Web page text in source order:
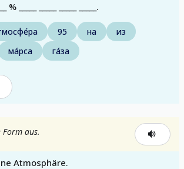
% _____ _____ _____ _____.
95 на
из
ма́рса га́за
aus.
Atmosphäre.